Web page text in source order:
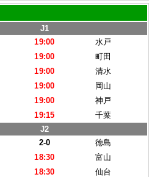
J1
19:00
水戸
19:00
町田
19:00
清水
19:00
岡山
19:00
神戸
19:15
千葉
J2
2-0
徳島
18:30
富山
18:30
仙台